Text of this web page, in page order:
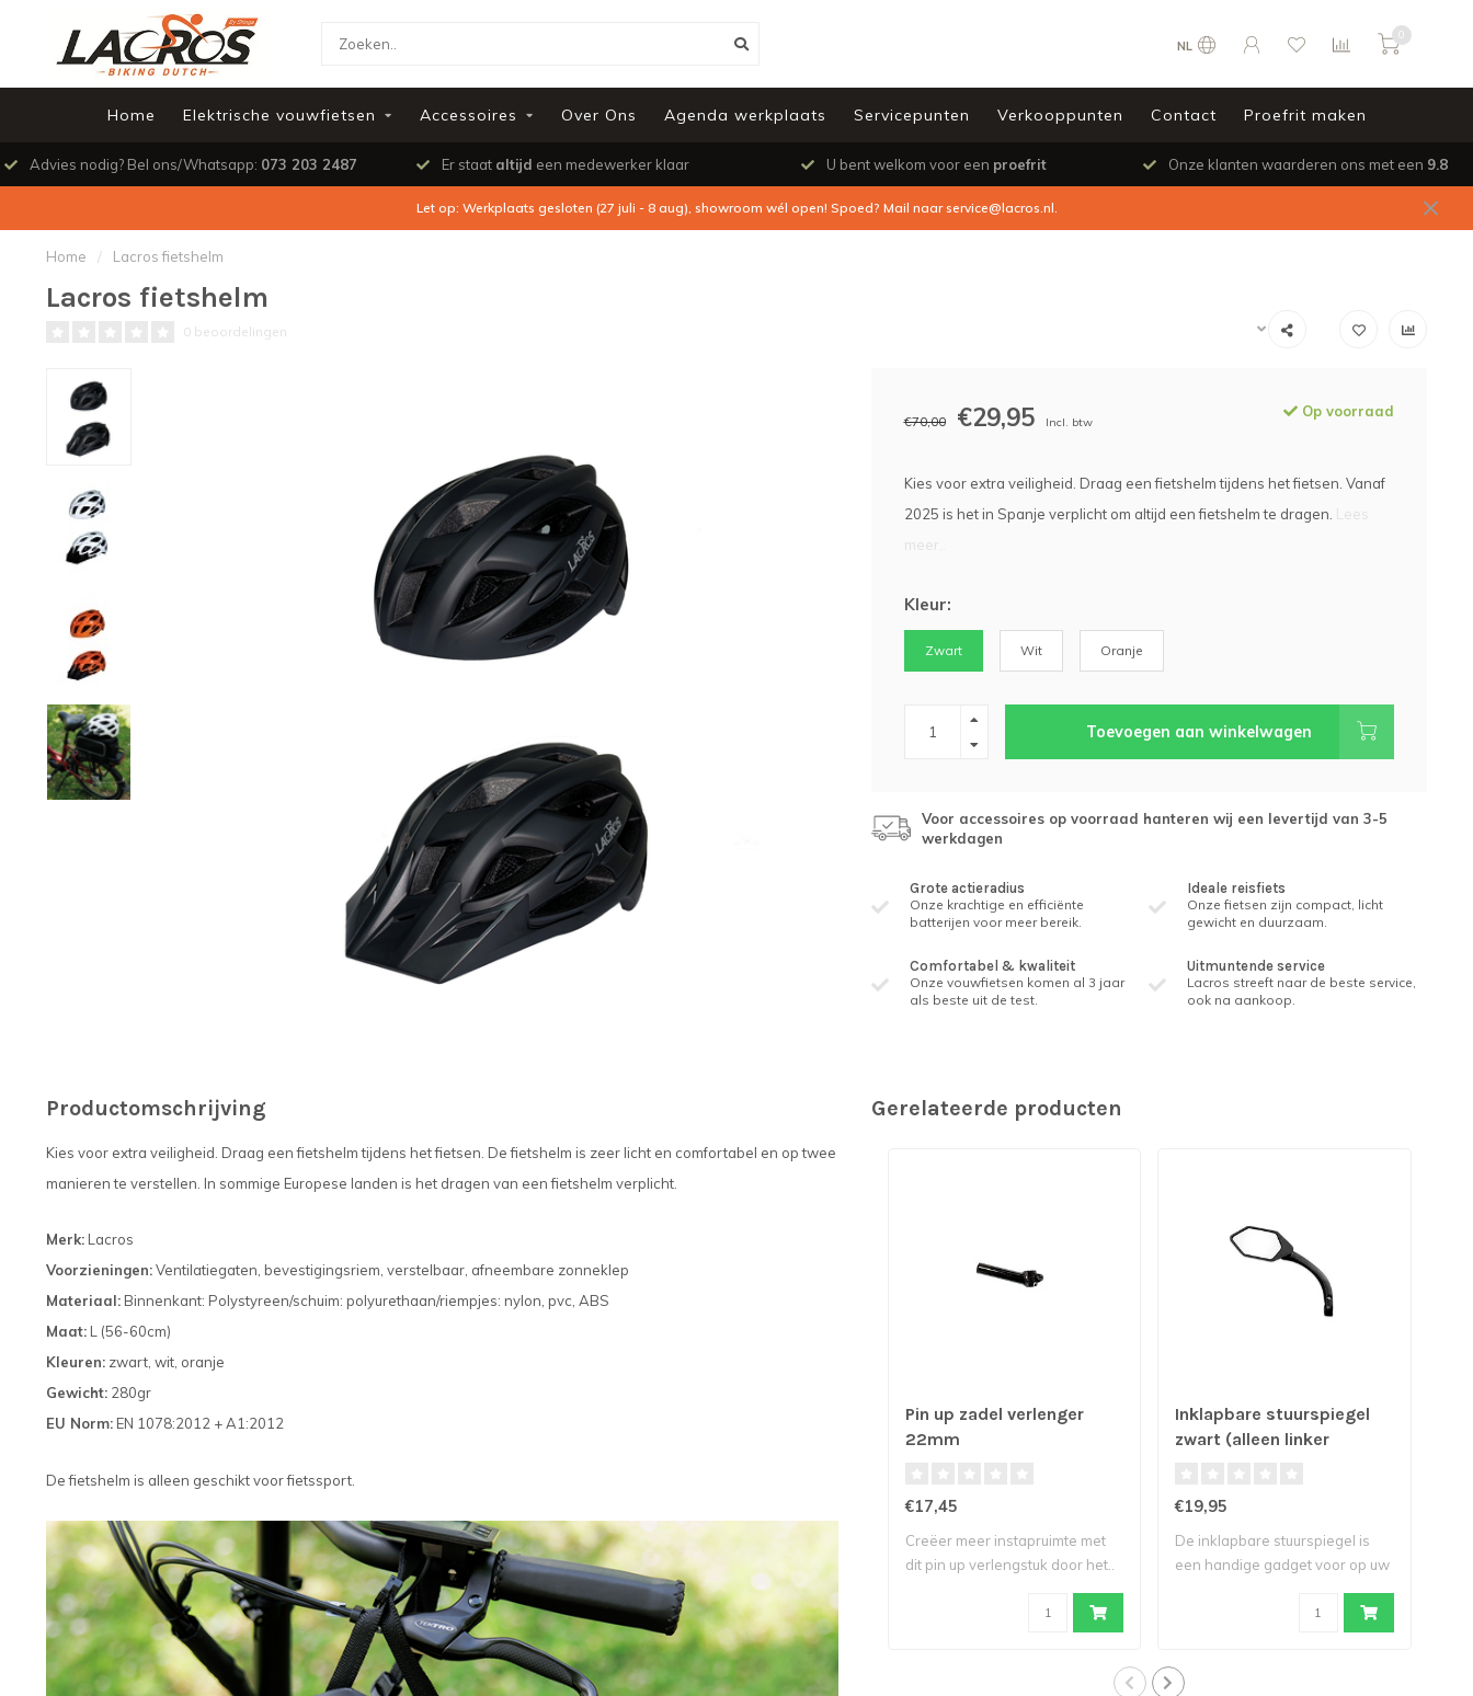
NL
0
Home Elektrische vouwfietsen Accessoires Over Ons Agenda werkplaats Servicepunten Verkooppunten Contact Proefrit maken
Advies nodig? Bel ons/Whatsapp: 073 203 2487 Er staat altijd een medewerker klaar U bent welkom voor een proefrit Onze klanten waarderen ons met een 9.8
Let op: Werkplaats gesloten (27 juli - 8 aug), showroom wél open! Spoed? Mail naarservice@lacros.nl.
Home / Lacros fietshelm
Lacros fietshelm
0 beoordelingen
€70,00 €29,95 Incl. btw
Op voorraad
Kies voor extra veiligheid. Draag een fietshelm tijdens het fietsen. Vanaf
2025 is het in Spanje verplicht om altijd een fietshelm te dragen.
Lees
meer..
Kleur:
Zwart Wit Oranje
Toevoegen aan winkelwagen
Voor accessoires op voorraad hanteren wij een levertijd van 3-5
werkdagen
Grote actieradius
Onze krachtige en efficiënte
batterijen voor meer bereik.
Ideale reisfiets
Onze fietsen zijn compact, licht
gewicht en duurzaam.
Comfortabel & kwaliteit
Onze vouwfietsen komen al 3 jaar
als beste uit de test.
Uitmuntende service
Lacros streeft naar de beste service,
ook na aankoop.
Productomschrijving
Kies voor extra veiligheid. Draag een fietshelm tijdens het fietsen. De fietshelm is zeer licht en comfortabel en op twee
manieren te verstellen. In sommige Europese landen is het dragen van een fietshelm verplicht
Merk: Lacros
Voorzieningen:Ventilatiegaten, bevestigingsriem, verstelbaar, afneembare zonneklep
Materiaal: Binnenkant: Polystyreen/schuim: polyurethaan/riempjes: nylon, pvc, ABS
Maat: L (56-60cm)
Kleuren: zwart, wit, oranje
Gewicht: 280gr
EU Norm: EN 1078:2012 + A1:2012
De fietshelm is alleen geschikt voor fietssport.
Gerelateerde producten
Pin up zadel verlenger
22mm
€17,45
Creëer meer instapruimte met
dit pin up verlengstuk door het..
Inklapbare stuurspiegel
zwart (alleen linker
€19,95
De inklapbare stuurspiegel is
een handige gadget voor op uw